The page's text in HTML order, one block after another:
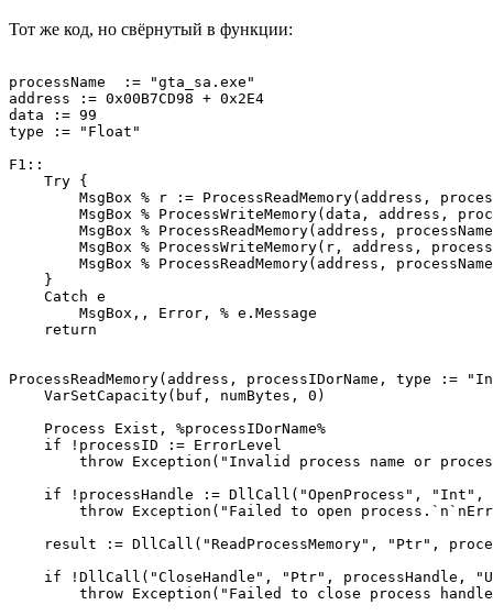
Тот же код, но свёрнутый в функции:
processName  := "gta_sa.exe"
address := 0x00B7CD98 + 0x2E4
data := 99
type := "Float"
F1::
    Try {
MsgBox % r := ProcessReadMemory(address,
MsgBox % ProcessWriteMemory(data, address,
MsgBox % ProcessReadMemory(address,
MsgBox % ProcessWriteMemory(r, address,
MsgBox % ProcessReadMemory(address,
    }
    Catch e
        MsgBox,, Error, % e.Message
    return
ProcessReadMemory(address, processIDorName, type :=
    VarSetCapacity(buf, numBytes, 0)
    Process Exist, %processIDorName%
    if !processID := ErrorLevel
throw Exception("Invalid process name or
if !processHandle := DllCall("OpenProcess",
throw Exception("Failed to open
result := DllCall("ReadProcessMemory", "Ptr",
if !DllCall("CloseHandle", "Ptr", processHandle,
throw Exception("Failed to close process